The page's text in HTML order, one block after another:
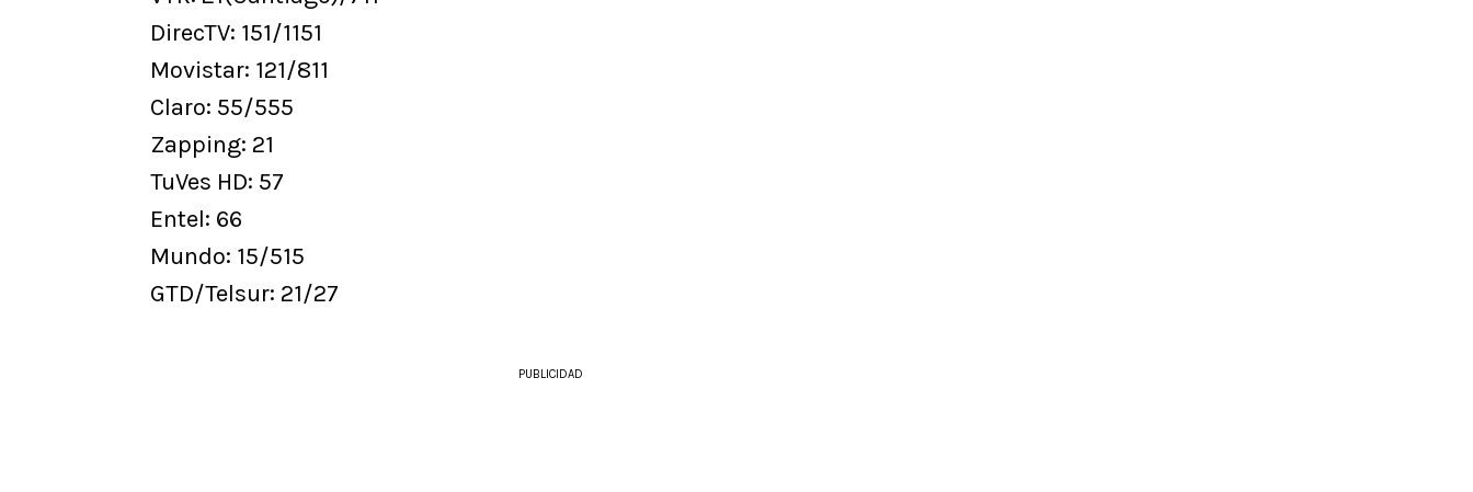
DirecTV: 151/1151
Movistar: 121/811
Claro: 55/555
Zapping: 21
TuVes HD: 57
Entel: 66
Mundo: 15/515
GTD/Telsur: 21/27
PUBLICIDAD